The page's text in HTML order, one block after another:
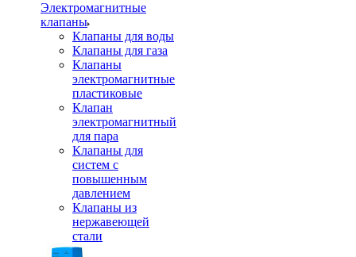
Электромагнитные
клапаны
Клапаны для воды
Клапаны для газа
Клапаны
электромагнитные
пластиковые
Клапан
электромагнитный
для пара
Клапаны для
систем с
повышенным
давлением
Клапаны из
нержавеющей
стали